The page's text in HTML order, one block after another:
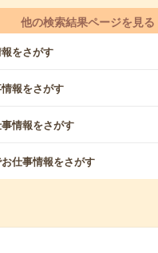
他の検索結果ページを見る
をさがす
報をさがす
情報をさがす
仕事情報をさがす